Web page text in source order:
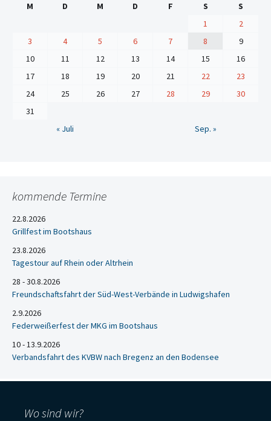
M
D M D F S
S
1
2
3
4 5 6 7 8
9
10
11 12 13 14 15
16
17
18 19 20 21 22
23
24
25 26 27 28 29
30
31
« Juli
Sep. »
kommende Termine
22.8.2026
Grillfest im Bootshaus
23.8.2026
Tagestour auf Rhein oder Altrhein
28 - 30.8.2026
Freundschaftsfahrt der Süd-West-Verbände in Ludwigshafen
2.9.2026
Federweißerfest der MKG im Bootshaus
10 - 13.9.2026
Verbandsfahrt des KVBW nach Bregenz an den Bodensee
Wo sind wir?